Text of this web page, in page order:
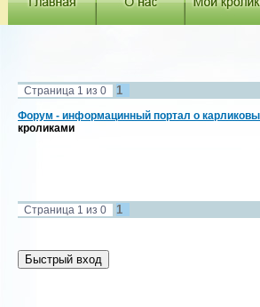
Страница 1 из 0 1
Форум - информацинный портал о
кроликами
Страница 1 из 0 1